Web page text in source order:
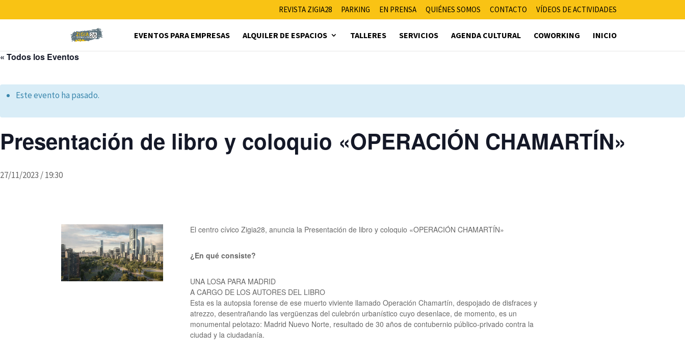
REVISTA ZIGIA28 PARKING EN PRENSA QUIÉNES SOMOS CONTACTO VÍDEOS DE ACTIVIDADES
EVENTOS PARA EMPRESAS ALQUILER DE ESPACIOS TALLERES SERVICIOS AGENDA CULTURAL COWORKING INICIO
« Todos los Eventos
Este evento ha pasado.
Presentación de libro y coloquio «OPERACIÓN CHAMARTÍN»
27/11/2023 / 19:30
El centro cívico Zigia28, anuncia la Presentación de libro y coloquio «OPERACIÓN CHAMARTÍN»​
¿En qué consiste?
UNA LOSA PARA MADRID
A CARGO DE LOS AUTORES DEL LIBRO
Esta es la autopsia forense de ese muerto viviente llamado Operación Chamartín, despojado de disfraces y
atrezzo, desentrañando las vergüenzas del culebrón urbanístico cuyo desenlace, de momento, es un
monumental pelotazo: Madrid Nuevo Norte, resultado de 30 años de contubernio público-privado contra la
ciudad y la ciudadanía.